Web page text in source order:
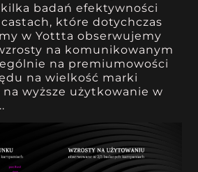
badań efektywności
które dotychczas
w Yottta obserwujemy
na komunikowanym
na premiumowości
na wielkość marki
na wyższe użytkowanie w